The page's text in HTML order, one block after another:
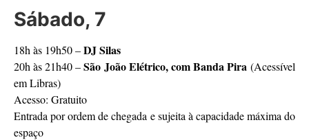
Sábado, 7
18h às 19h50 –DJ Silas
20h às 21h40 –São João Elétrico, com Banda Pira (Acessível
em Libras)
Acesso: Gratuito
Entrada por ordem de chegada e sujeita à capacidade máxima do
espaço